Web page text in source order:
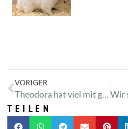
VORIGER
Theodora hat viel mit gemacht
TEILEN